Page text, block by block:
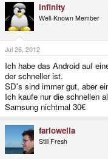
infinity
Well-Known Member
Jul 26, 2012
Ich habe das Android auf
der schneller ist.
SD's sind immer gut, aber
Ich kaufe nur die schnellen
Samsung nichtmal 30€
farlowella
Still Fresh